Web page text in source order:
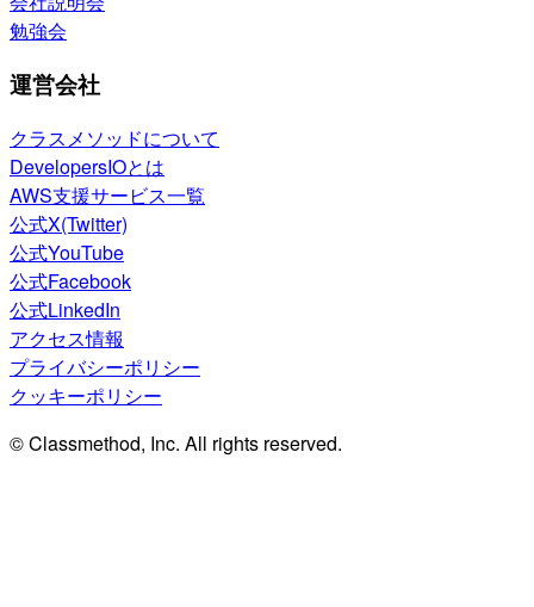
勉強会
運営会社
クラスメソッドについて
DevelopersIOとは
AWS支援サービス一覧
公式X(Twitter)
公式YouTube
公式Facebook
公式LinkedIn
アクセス情報
プライバシーポリシー
クッキーポリシー
© Classmethod, Inc. All rights reserved.